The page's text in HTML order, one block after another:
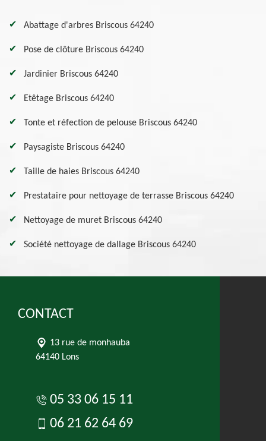
Abattage d'arbres Briscous 64240
Pose de clôture Briscous 64240
Jardinier Briscous 64240
Etêtage Briscous 64240
Tonte et réfection de pelouse Briscous 64240
Paysagiste Briscous 64240
Taille de haies Briscous 64240
Prestataire pour nettoyage de terrasse Briscous 64240
Nettoyage de muret Briscous 64240
Société nettoyage de dallage Briscous 64240
CONTACT
13 rue de monhauba
64140 Lons
05 33 06 15 11
06 21 62 64 69